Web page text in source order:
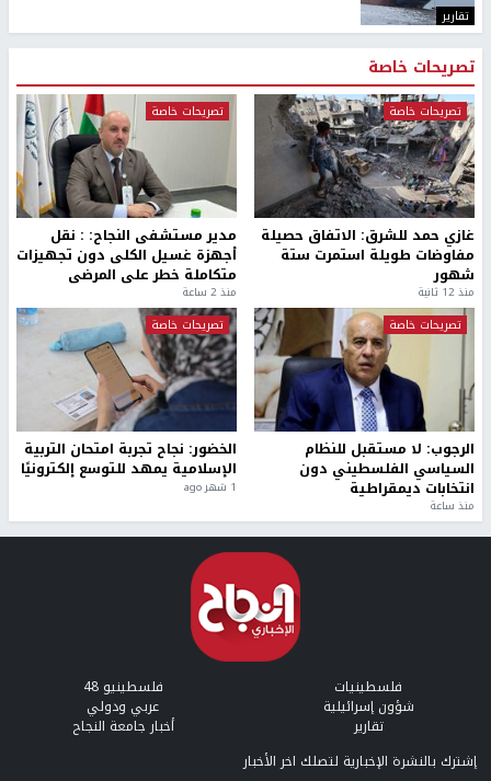
تقارير
تصريحات خاصة
تصريحات خاصة
غازي حمد للشرق: الاتفاق حصيلة
مفاوضات طويلة استمرت ستة
شهور
منذ 12 ثانية
تصريحات خاصة
مدير مستشفى النجاح: : نقل
أجهزة غسيل الكلى دون تجهيزات
متكاملة خطر على المرضى
منذ 2 ساعة
تصريحات خاصة
الرجوب: لا مستقبل للنظام
السياسي الفلسطيني دون
انتخابات ديمقراطية
منذ ساعة
تصريحات خاصة
الخضور: نجاح تجربة امتحان التربية
الإسلامية يمهد للتوسع إلكترونيًا
1 شهر ago
فلسطينيات فلسطينيو 48
شؤون إسرائيلية عربي ودولي
تقارير
أخبار جامعة النجاح
إشترك بالنشرة الإخبارية لتصلك اخر الأخبار